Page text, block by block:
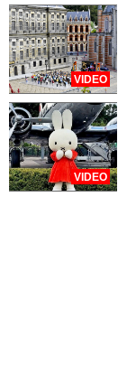
VIDEO
VIDEO